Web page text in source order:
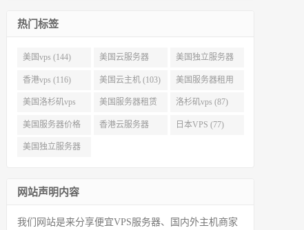
热门标签
美国vps (144) 美国云服务器
(143)
美国独立服务器
(118)
香港vps (116) 美国云主机 (103) 美国服务器租用
(99)
美国洛杉矶vps
(94)
美国服务器租赁
(91)
洛杉矶vps (87)
美国服务器价格
(82)
香港云服务器 日本VPS (77)
美国独立服务器
网站声明内容
我们网站是来分享便宜VPS服务器、国内外主机商家